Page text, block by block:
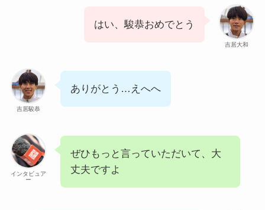
吉居大和
はい、駿恭おめでとう
吉居駿恭
ありがとう…えへへ
インタビュア
ー
ぜひもっと言っていただいて、大
丈夫ですよ